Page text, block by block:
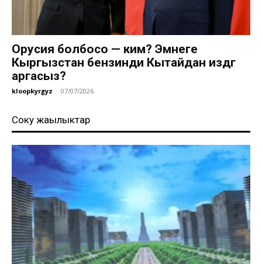
Орусия болбосо — ким? Эмнеге
Кыргызстан бензинди Кытайдан издөөгө
аргасыз?
kloopkyrgyz - 07/07/2026
Соңку жаңылыктар